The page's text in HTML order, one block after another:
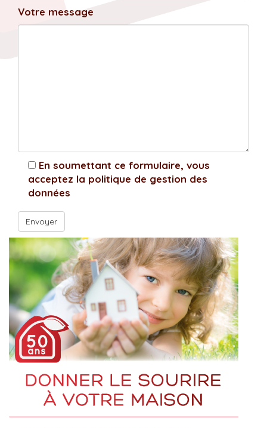
Votre message
En soumettant ce formulaire, vous
acceptez la politique de gestion des
données